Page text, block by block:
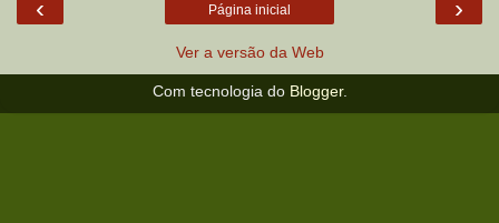
‹ ›
Página inicial
Ver a versão da Web
Com tecnologia do Blogger.